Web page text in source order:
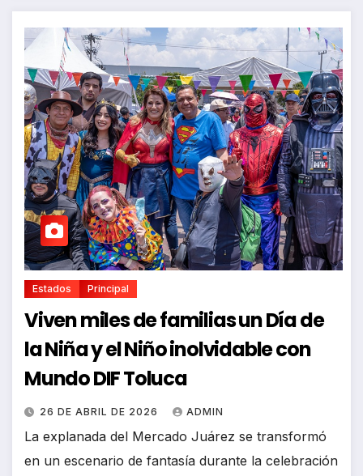
Estados Principal
Viven miles de familias un Día de
la Niña y el Niño inolvidable con
Mundo DIF Toluca
26 DE ABRIL DE 2026 ADMIN
La explanada del Mercado Juárez se transformó
en un escenario de fantasía durante la celebración